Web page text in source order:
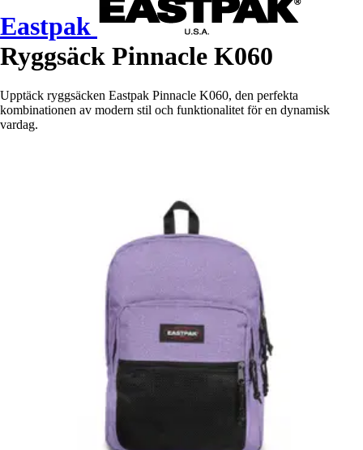
Eastpak
Ryggsäck Pinnacle K060
Upptäck ryggsäcken Eastpak Pinnacle K060, den perfekta
kombinationen av modern stil och funktionalitet för en dynamisk
vardag.